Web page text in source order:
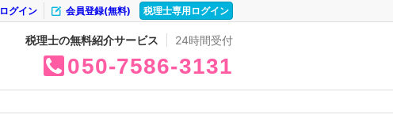
税理士専用ログイン
会員登録(無料)
ログイン
税理士の無料紹介サービス 24時間受付
050 7586 3131